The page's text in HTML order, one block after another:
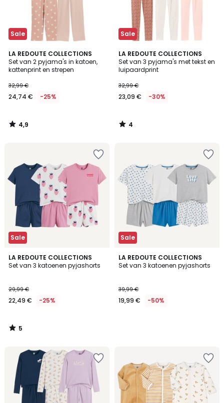
Sale
LA REDOUTE COLLECTIONS
Set van 2 pyjama's in katoen,
kattenprint en strepen
32,99 €
24,74 € -25%
4,9
/ 5
4,9
/
Sale
LA REDOUTE COLLECTIONS
Set van 3 pyjama's met tekst en
luipaardprint
32,99 €
23,09 € -30%
4
/
5
4
/
Sale
LA REDOUTE COLLECTIONS
Set van 3 katoenen pyjashorts
29,99 €
22,49 € -25%
5
/
5
/
Sale
LA REDOUTE COLLECTIONS
Set van 3 katoenen pyjashorts
39,99 €
19,99 € -50%